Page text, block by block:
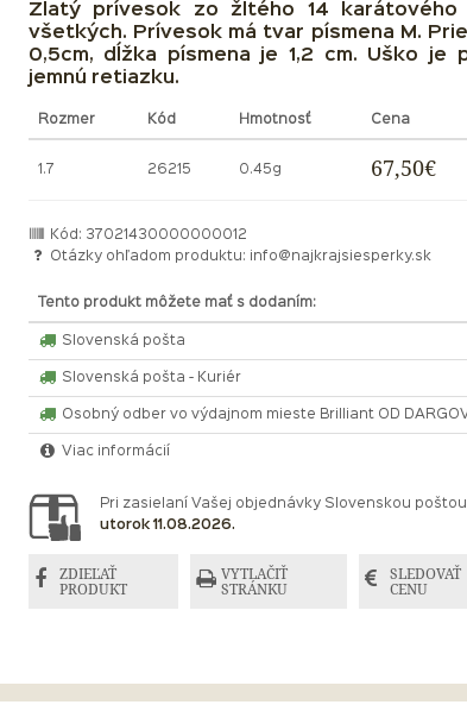
Zlatý prívesok zo žltého 14
všetkých. Prívesok má tvar písmena M.
0,5cm, dĺžka písmena je 1,2 cm. Uško je
jemnú retiazku.
Rozmer Kód Hmotnosť Cena
1.7 26215 0.45g 67,50€
Kód: 37021430000000012
Otázky ohľadom produktu:
info@najkrajsiesperky.sk
Tento produkt môžete mať s dodaním:
Slovenská pošta
Slovenská pošta - Kuriér
Osobný odber vo výdajnom mieste Brilliant OD
Viac informácií
Pri zasielaní Vašej objednávky Slovenskou
utorok 11.08.2026.
ZDIEĽAŤ
PRODUKT
VYTLAČIŤ
STRÁNKU
SLEDOVAŤ
CENU